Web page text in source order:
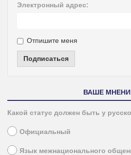
Электронный адрес:
Отпишите меня
Подписаться
ВАШЕ
Какой статус должен быть у
Официальный
Язык межнационального